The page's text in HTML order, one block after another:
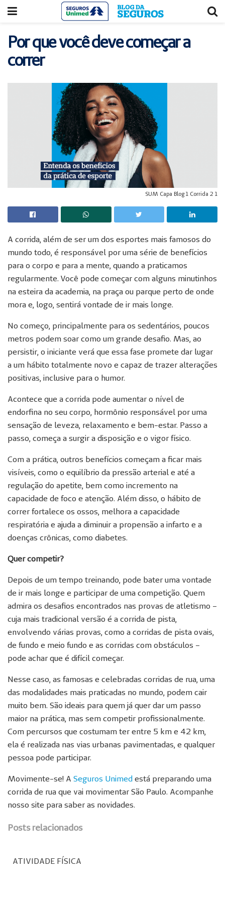
Por que você deve começar a
correr
SUM Capa Blog 1 Corrida 2 1
A corrida, além de ser um dos esportes mais famosos do
mundo todo, é responsável por uma série de benefícios
para o corpo e para a mente, quando a praticamos
regularmente. Você pode começar com alguns minutinhos
na esteira da academia, na praça ou parque perto de onde
mora e, logo, sentirá vontade de ir mais longe.
No começo, principalmente para os sedentários, poucos
metros podem soar como um grande desafio. Mas, ao
persistir, o iniciante verá que essa fase promete dar lugar
a um hábito totalmente novo e capaz de trazer alterações
positivas, inclusive para o humor.
Acontece que a corrida pode aumentar o nível de
endorfina no seu corpo, hormônio responsável por uma
sensação de leveza, relaxamento e bem-estar. Passo a
passo, começa a surgir a disposição e o vigor físico.
Com a prática, outros benefícios começam a ficar mais
visíveis, como o equilíbrio da pressão arterial e até a
regulação do apetite, bem como incremento na
capacidade de foco e atenção. Além disso, o hábito de
correr fortalece os ossos, melhora a capacidade
respiratória e ajuda a diminuir a propensão a infarto e a
doenças crônicas, como diabetes.
Quer competir?
Depois de um tempo treinando, pode bater uma vontade
de ir mais longe e participar de uma competição. Quem
admira os desafios encontrados nas provas de atletismo –
cuja mais tradicional versão é a corrida de pista,
envolvendo várias provas, como a corridas de pista ovais,
de fundo e meio fundo e as corridas com obstáculos –
pode achar que é difícil começar.
Nesse caso, as famosas e celebradas corridas de rua, uma
das modalidades mais praticadas no mundo, podem cair
muito bem. São ideais para quem já quer dar um passo
maior na prática, mas sem competir profissionalmente.
Com percursos que costumam ter entre 5 km e 42 km,
ela é realizada nas vias urbanas pavimentadas, e qualquer
pessoa pode participar.
Movimente-se! A Seguros Unimed está preparando uma
corrida de rua que vai movimentar São Paulo. Acompanhe
nosso site para saber as novidades.
Posts relacionados
ATIVIDADE FÍSICA